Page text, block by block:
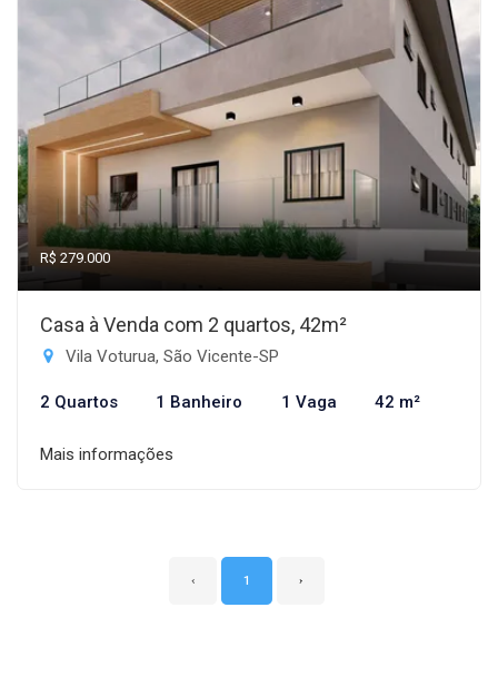
R$ 279.000
Casa à Venda com 2 quartos, 42m²
Vila Voturua, São Vicente-SP
2 Quartos 1 Banheiro 1 Vaga 42 m²
Mais informações
‹ 1 ›